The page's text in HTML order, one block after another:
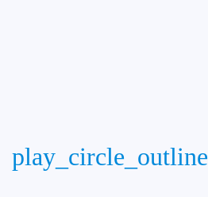
play_circle_outline